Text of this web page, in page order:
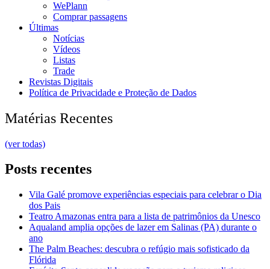
WePlann
Comprar passagens
Últimas
Notícias
Vídeos
Listas
Trade
Revistas Digitais
Política de Privacidade e Proteção de Dados
Matérias Recentes
(ver todas)
Posts recentes
Vila Galé promove experiências especiais para celebrar o Dia
dos Pais
Teatro Amazonas entra para a lista de patrimônios da Unesco
Aqualand amplia opções de lazer em Salinas (PA) durante o
ano
The Palm Beaches: descubra o refúgio mais sofisticado da
Flórida